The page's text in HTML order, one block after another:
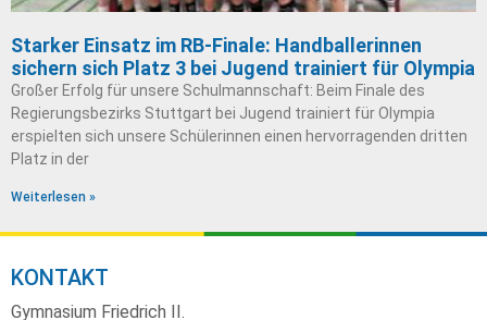
Starker Einsatz im RB-Finale: Handballerinnen
sichern sich Platz 3 bei Jugend trainiert für Olympia
Großer Erfolg für unsere Schulmannschaft: Beim Finale des
Regierungsbezirks Stuttgart bei Jugend trainiert für Olympia
erspielten sich unsere Schülerinnen einen hervorragenden dritten
Platz in der
Weiterlesen »
KONTAKT
Gymnasium Friedrich II.